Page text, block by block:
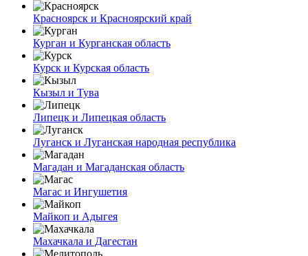
Красноярск и Красноярский край
Курган и Курганская область
Курск и Курская область
Кызыл и Тува
Липецк и Липецкая область
Луганск и Луганская народная республика
Магадан и Магаданская область
Магас и Ингушетия
Майкоп и Адыгея
Махачкала и Дагестан